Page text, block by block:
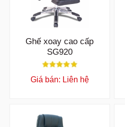
Ghế xoay cao cấp
SG920
Giá bán: Liên hệ